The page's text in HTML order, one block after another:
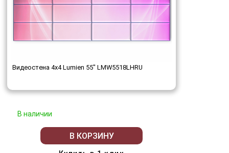
Видеостена 4x4 Lumien 55" LMW5518LHRU
В наличии
В КОРЗИНУ